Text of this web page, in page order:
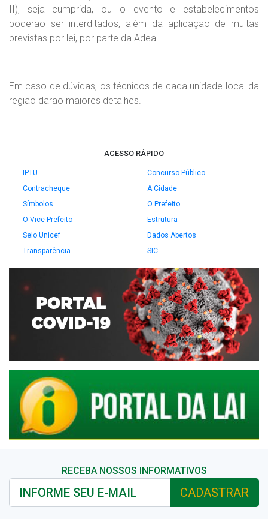
II), seja cumprida, ou o evento e estabelecimentos
poderão ser interditados, além da aplicação de multas
previstas por lei, por parte da Adeal.
Em caso de dúvidas, os técnicos de cada unidade local da
região darão maiores detalhes.
ACESSO RÁPIDO
IPTU
Concurso Público
Contracheque
A Cidade
Símbolos
O Prefeito
O Vice-Prefeito
Estrutura
Selo Unicef
Dados Abertos
Transparência
SIC
RECEBA NOSSOS INFORMATIVOS
CADASTRAR